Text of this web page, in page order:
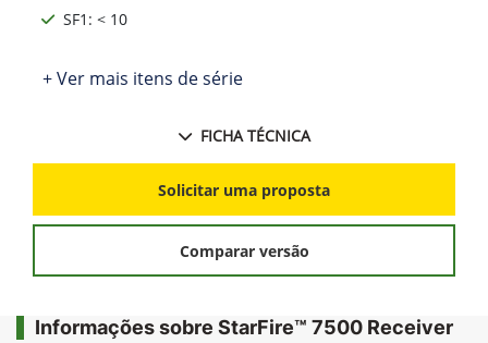
SF1: < 10
+ Ver mais itens de série
FICHA TÉCNICA
Solicitar uma proposta
Comparar versão
Informações sobre StarFire™ 7500 Receiver